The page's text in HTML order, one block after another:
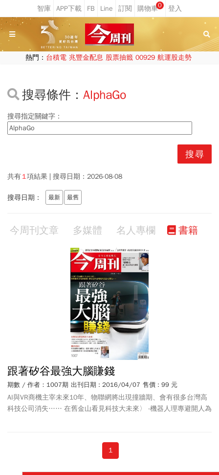
0
熱門： 台積電 兆豐金配息 股票抽籤 00929 航運股走勢
搜尋條件： AlphaGo
搜尋指定關鍵字：
共有1項結果 搜尋日期： 2026-08-08
搜尋日期： 最新 最舊
今周刊文章 多媒體 名人專欄 書籍
跟著矽谷最強大腦賺錢
期數 / 作者：1007期 出刊日期 : 2016/04/07 售價 : 99 元
AI與VR商機主宰未來10年、物聯網將出現撞牆期、會有很多台灣高
科技公司消失…… 在舊金山看見科技大未來〉 ‧機器人理專避開人為
獨家專訪〉 科技趨勢大師凱文‧凱利 最新七大預言 只要做對8件事，
1